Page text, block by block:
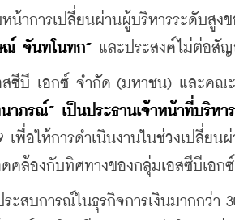
าการเปลี่ยนผ่านผู้บริหารระดับสูง
ณ์ จันทโนทก” และประสงค์ไม่ต่อสั
เอกซ์ จำกัด (มหาชน) และคณะ
าภรณ์” เป็นประธานเจ้าหน้าที่บริห
พื่อให้การดำเนินงานในช่วงเปลี่ยน
ล้องกับทิศทางของกลุ่มเอสซีบีเอกซ์
สบการณ์ในธุรกิจการเงินมากกว่า